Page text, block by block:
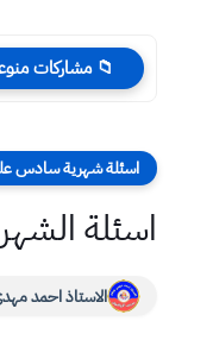
📁 مشاركات
اسئلة شهرية سادس
اسئلة
الاستاذ احمد